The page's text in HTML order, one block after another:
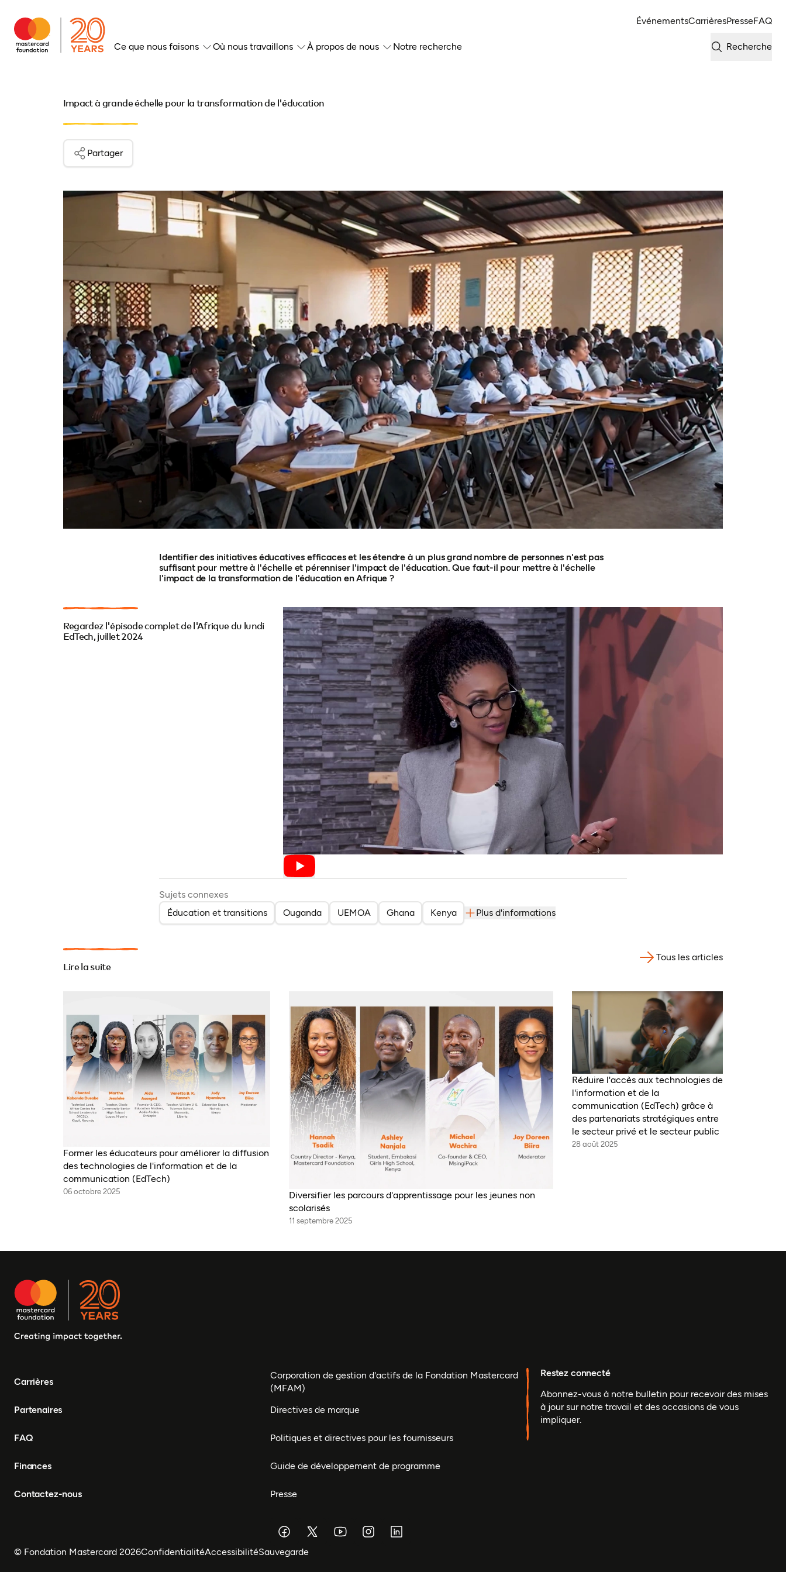
ÉvénementsCarrièresPresseFAQ
Ce que nous faisons Où nous travaillons À propos de nous Notre recherche Recherche
Impact à grande échelle pour la transformation de l'éducation
Partager
Identifier des initiatives éducatives efficaces et les étendre à un plus grand nombre de personnes n'est pas
suffisant pour mettre à l'échelle et pérenniser l'impact de l'éducation. Que faut-il pour mettre à l'échelle
l'impact de la transformation de l'éducation en Afrique ?
Regardez l'épisode complet de l'Afrique du lundi
EdTech, juillet 2024
Sujets connexes
Éducation et transitions
Ouganda UEMOA Ghana Kenya Plus d'informations
Lire la suite
Tous les articles
Former les éducateurs pour améliorer la diffusion
des technologies de l'information et de la
communication (EdTech)
06 octobre 2025
Diversifier les parcours d'apprentissage pour les jeunes non
scolarisés
11 septembre 2025
Réduire l'accès aux technologies de
l'information et de la
communication (EdTech) grâce à
des partenariats stratégiques entre
le secteur privé et le secteur public
28 août 2025
Carrières
Partenaires
FAQ
Finances
Contactez-nous
Corporation de gestion d'actifs de la Fondation Mastercard
(MFAM)
Directives de marque
Politiques et directives pour les fournisseurs
Guide de développement de programme
Presse
Restez connecté
Abonnez-vous à notre bulletin pour recevoir des mises
à jour sur notre travail et des occasions de vous
impliquer.
© Fondation Mastercard 2026ConfidentialitéAccessibilitéSauvegarde